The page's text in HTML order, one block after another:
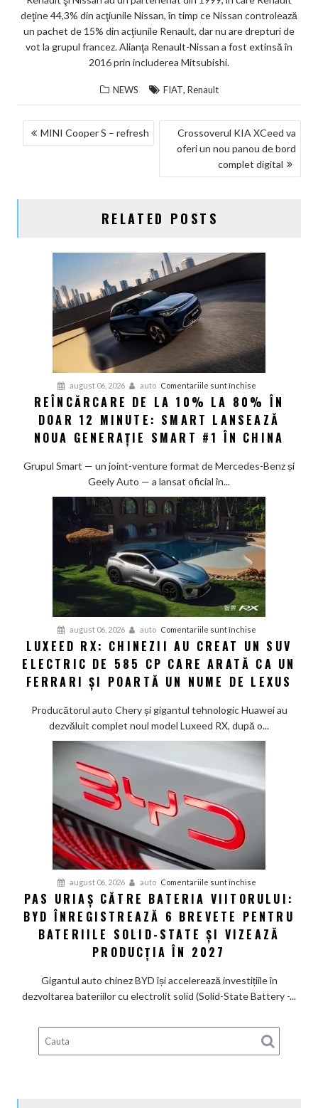
deţine 44,3% din acţiunile Nissan, în timp ce Nissan controlează
un pachet de 15% din acţiunile Renault, dar nu are drepturi de
vot la grupul francez. Alianţa Renault-Nissan a fost extinsă în
2016 prin includerea Mitsubishi.
NEWS FIAT, Renault
NAVIGARE
MINI Cooper S – refresh
Crossoverul KIA XCeed va
oferi un nou panou de bord
complet digital
RELATED POSTS
august 06, 2026 auto Comentariile sunt închise
Reîncărcare
de
la
la
doar
12
minute:
lansează
noua
generație
Smart
în
China
REÎNCĂRCARE DE LA 10% LA 80% ÎN
DOAR 12 MINUTE: SMART LANSEAZĂ
NOUA GENERAȚIE SMART #1 ÎN CHINA
Grupul Smart — un joint-venture format de Mercedes-Benz și
Geely Auto — a lansat oficial în...
august 06, 2026 auto Comentariile sunt închise
Luxeed
RX:
Chinezii
creat
un
585
și
poartă
nume
LUXEED RX: CHINEZII AU CREAT UN SUV
ELECTRIC DE 585 CP CARE ARATĂ CA UN
FERRARI ȘI POARTĂ UN NUME DE LEXUS
Producătorul auto Chery și gigantul tehnologic Huawei au
dezvăluit complet noul model Luxeed RX, după o...
august 06, 2026 auto Comentariile sunt închise
Pas
uriaș
către
BYD
pentru
bateriile
PAS URIAȘ CĂTRE BATERIA VIITORULUI:
BYD ÎNREGISTREAZĂ 6 BREVETE PENTRU
BATERIILE SOLID-STATE ȘI VIZEAZĂ
PRODUCȚIA ÎN 2027
Gigantul auto chinez BYD își accelerează investițiile în
dezvoltarea bateriilor cu electrolit solid (Solid-State Battery -...